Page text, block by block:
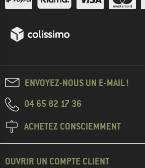
ENVOYEZ-NOUS UN E-MAIL !
04 65 82 17 36
ACHETEZ CONSCIEMMENT
OUVRIR UN COMPTE CLIENT